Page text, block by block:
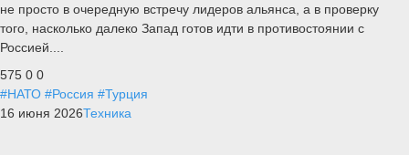
не просто в очередную встречу лидеров альянса, а в проверку
того, насколько далеко Запад готов идти в противостоянии с
Россией....
575 0 0
#НАТО #Россия #Турция
16 июня 2026Техника